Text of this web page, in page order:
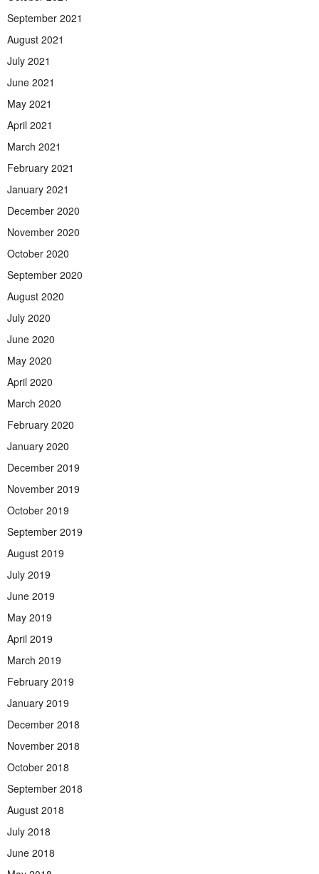
September 2021
August 2021
July 2021
June 2021
May 2021
April 2021
March 2021
February 2021
January 2021
December 2020
November 2020
October 2020
September 2020
August 2020
July 2020
June 2020
May 2020
April 2020
March 2020
February 2020
January 2020
December 2019
November 2019
October 2019
September 2019
August 2019
July 2019
June 2019
May 2019
April 2019
March 2019
February 2019
January 2019
December 2018
November 2018
October 2018
September 2018
August 2018
July 2018
June 2018